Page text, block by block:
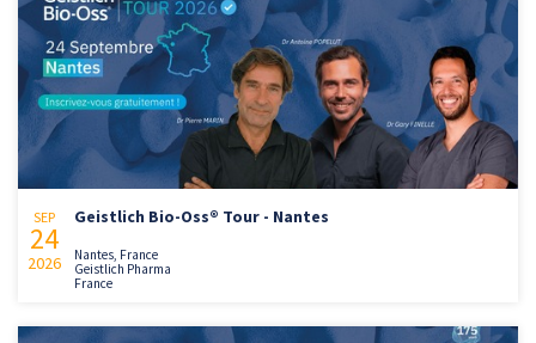
SEP
24
2026
Geistlich Bio-Oss® Tour - Nantes
Nantes, France
Geistlich Pharma
France